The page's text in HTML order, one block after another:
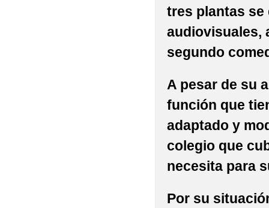
tres plantas se
audiovisuales,
segundo
A pesar de su
función que
adaptado y
colegio que
necesita para
Por su